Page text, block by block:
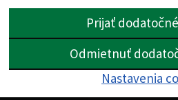
Prijať
Odmietnuť
Nastavenia